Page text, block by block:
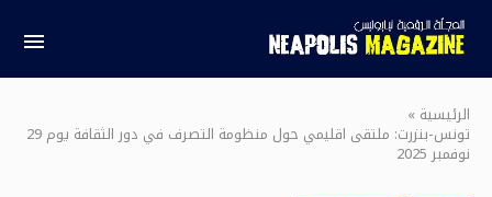
الرئيسية »
تونس-بنزرت: ملتقى اقليمي حول منظومة التصرف في دور الثقافة يوم 29
نوفمبر 2025